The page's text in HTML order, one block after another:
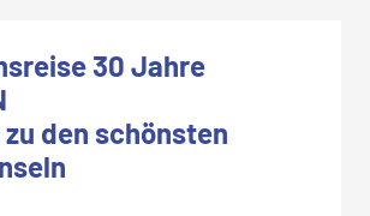
30 Jahre
den schönsten